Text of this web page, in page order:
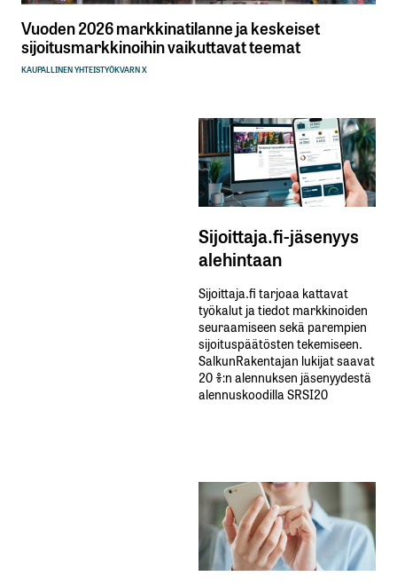
Vuoden 2026 markkinatilanne ja keskeiset
sijoitusmarkkinoihin vaikuttavat teemat
KAUPALLINEN YHTEISTYÖKVARN X
Sijoittaja.fi-jäsenyys
alehintaan
Sijoittaja.fi tarjoaa kattavat
työkalut ja tiedot markkinoiden
seuraamiseen sekä parempien
sijoituspäätösten tekemiseen.
SalkunRakentajan lukijat saavat
20 %:n alennuksen jäsenyydestä
alennuskoodilla SRSI20